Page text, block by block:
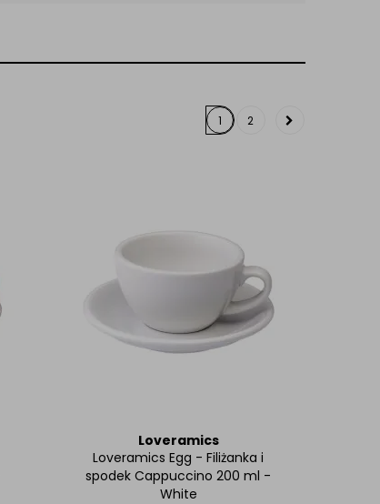
1 2
Loveramics
Loveramics Egg - Filiżanka i
spodek Cappuccino 200 ml -
White